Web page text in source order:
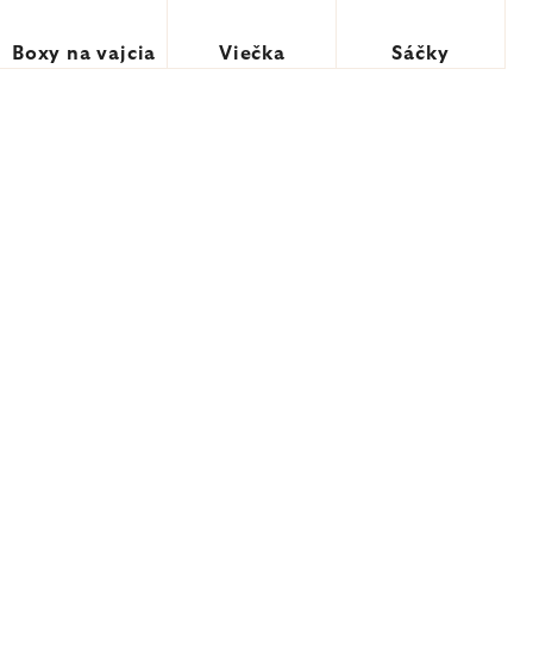
Boxy na vajcia Viečka Sáčky